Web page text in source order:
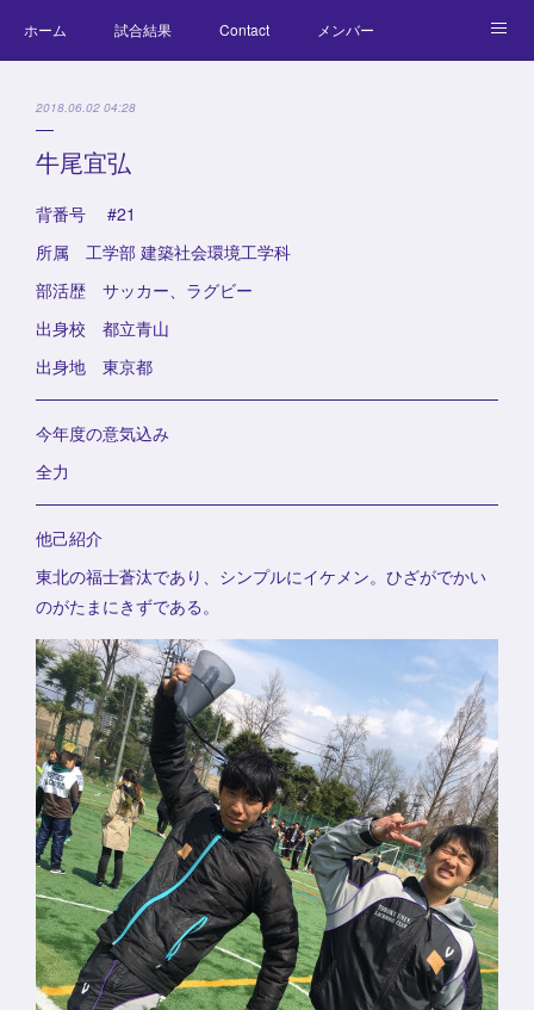
ホーム 試合結果 Contact メンバー
2018.06.02 04:28
牛尾宜弘
背番号 #21
所属 工学部 建築社会環境工学科
部活歴 サッカー、ラグビー
出身校 都立青山
出身地 東京都
今年度の意気込み
全力
他己紹介
東北の福士蒼汰であり、シンプルにイケメン。ひざがでかい
のがたまにきずである。